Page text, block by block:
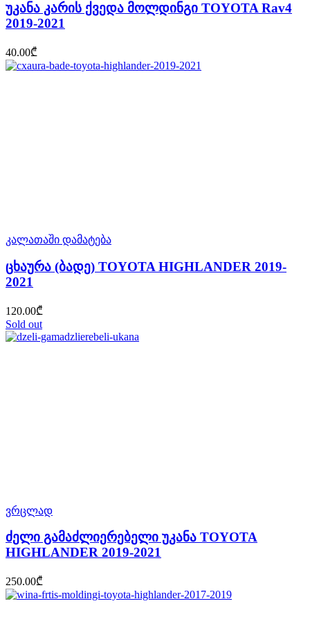
უკანა კარის ქვედა მოლდინგი TOYOTA Rav4
2019-2021
40.00₾
კალათაში დამატება
ცხაურა (ბადე) TOYOTA HIGHLANDER 2019-
2021
120.00₾
Sold out
ვრცლად
ძელი გამაძლიერებელი უკანა TOYOTA
HIGHLANDER 2019-2021
250.00₾